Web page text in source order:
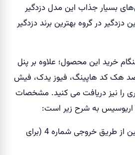
بسیار جذاب این مدل دزدگیر
در گروه بهترین برند دزدگیر
خرید این محصول؛ علاوه بر پنل
ضد هک کد هاپینگ، فیوز یدک، فیش
را نیز دریافت می کنید. مشخصات
امکان اتصال به دوربین از طریق خروجی شماره 4 (برای